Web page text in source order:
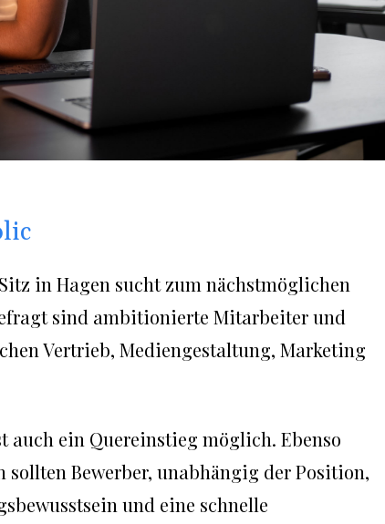
in Hagen sucht zum nächstmöglichen
sind ambitionierte Mitarbeiter und
Vertrieb, Mediengestaltung, Marketing
auch ein Quereinstieg möglich. Ebenso
sollten Bewerber, unabhängig der Position,
und eine schnelle